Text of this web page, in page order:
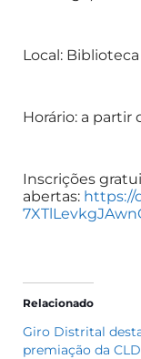
Local:
Horário: a partir
Inscrições
abertas: https://
Relacionado
Giro Distrital
premiação da